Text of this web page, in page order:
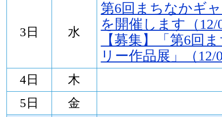
3日 水
第6回まちなかギ
を開催します（12/
【募集】「第6回
リー作品展」（12/
4日
木
5日
金